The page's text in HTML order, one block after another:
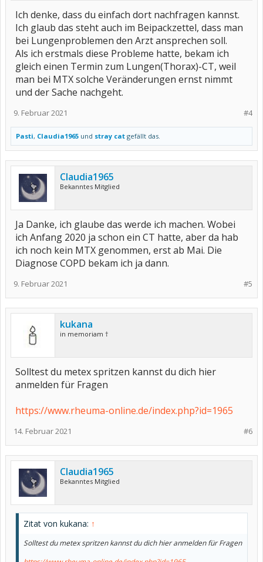
Ich denke, dass du einfach dort nachfragen kannst.
Ich glaub das steht auch im Beipackzettel, dass man
bei Lungenproblemen den Arzt ansprechen soll.
Als ich erstmals diese Probleme hatte, bekam ich
gleich einen Termin zum Lungen(Thorax)-CT, weil
man bei MTX solche Veränderungen ernst nimmt
und der Sache nachgeht.
#4
9. Februar 2021
Pasti, Claudia1965 und stray cat gefällt das.
Claudia1965
Bekanntes Mitglied
Ja Danke, ich glaube das werde ich machen. Wobei
ich Anfang 2020 ja schon ein CT hatte, aber da hab
ich noch kein MTX genommen, erst ab Mai. Die
Diagnose COPD bekam ich ja dann.
#5
9. Februar 2021
kukana
in memoriam †
Solltest du metex spritzen kannst du dich hier
anmelden für Fragen
https://www.rheuma-online.de/index.php?id=1965
#6
14. Februar 2021
Claudia1965
Bekanntes Mitglied
Zitat von kukana: ↑
Solltest du metex spritzen kannst du dich hier anmelden für Fragen